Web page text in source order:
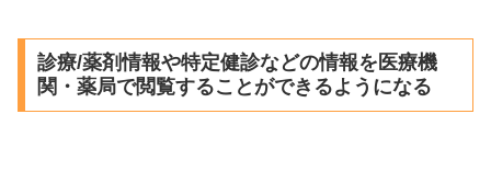
診療/薬剤情報や特定健診などの情報を医療機
関・薬局で閲覧することができるようになる